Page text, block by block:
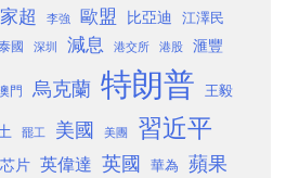
超 李強 歐盟 比亞迪 江澤民
國 深圳 減息 港交所 港股 滙豐
門 烏克蘭 特朗普 王毅
罷工 美國 美團 習近平
芯片 英偉達 英國 華為 蘋果